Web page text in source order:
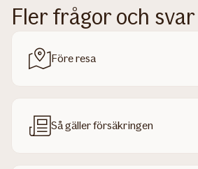
Fler frågor och svar
Före resa
Så gäller försäkringen